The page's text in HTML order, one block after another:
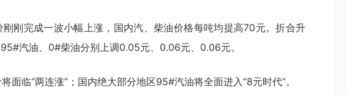
刚完成一波小幅上涨，国内汽、柴油价格每吨均提高70元。折合升
汽油、0#柴油分别上调0.05元、0.06元、0.06元。
面临“两连涨”；国内绝大部分地区95#汽油将全面进入“8元时代”。